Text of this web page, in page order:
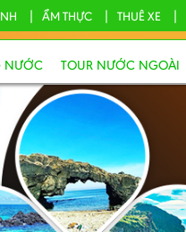
ẨM THỰC THUÊ XE
NƯỚC TOUR NƯỚC NGOÀI